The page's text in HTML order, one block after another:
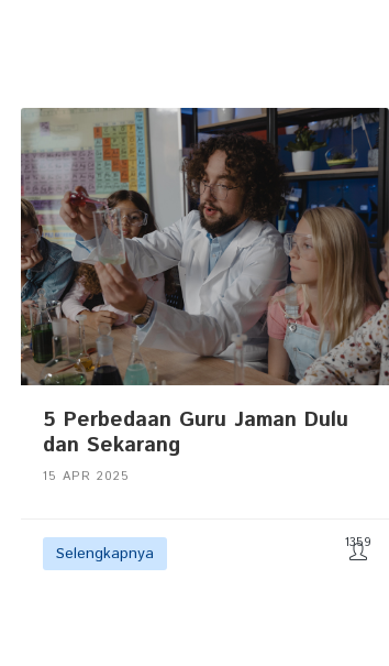
5 Perbedaan Guru Jaman Dulu
dan Sekarang
15 APR 2025
Selengkapnya 1359